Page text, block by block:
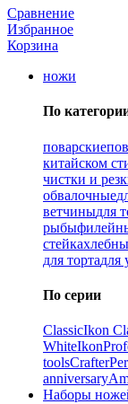
Сравнение
Избранное
Корзина
ножи
По
поварские
китайском
чистки и
обвалочные
ветчиныдля
рыбы
стейка
для тортадля
По серии
ClassicIkon
WhiteIkon
toolsCrafter
anniversary
Наборы